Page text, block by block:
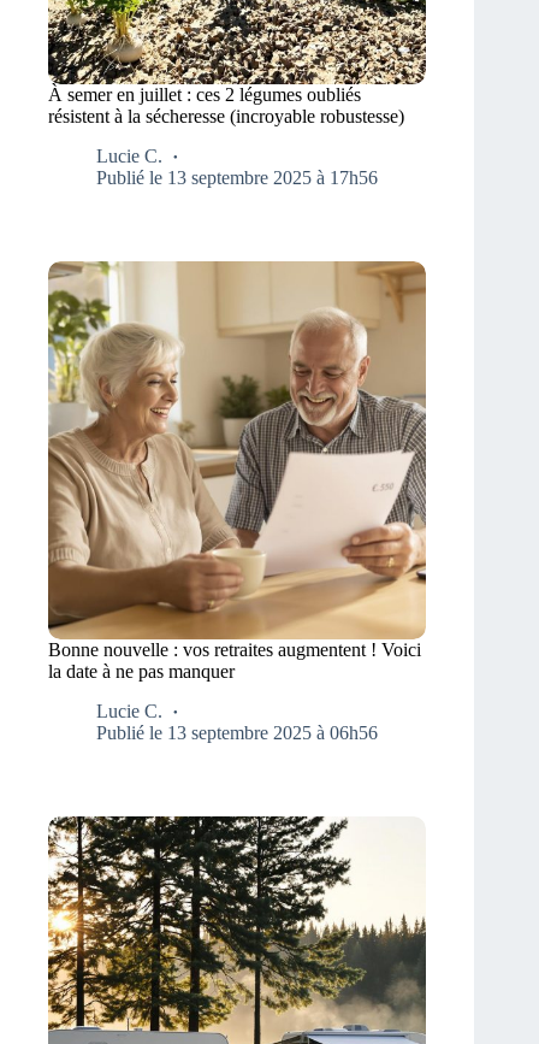
À semer en juillet : ces 2 légumes oubliés
résistent à la sécheresse (incroyable robustesse)
Lucie C.
Publié le 13 septembre 2025 à 17h56
Bonne nouvelle : vos retraites augmentent ! Voici
la date à ne pas manquer
Lucie C.
Publié le 13 septembre 2025 à 06h56